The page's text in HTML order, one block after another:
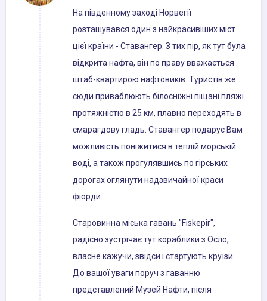
На південному заході Норвегії
розташувався один з найкрасивіших міст
цієї країни - Ставангер. З тих пір, як тут була
відкрита нафта, він по праву вважається
штаб-квартирою нафтовиків. Туристів же
сюди приваблюють білосніжні піщані пляжі
протяжністю в 25 км, плавно переходять в
смарагдову гладь. Ставангер подарує Вам
можливість поніжитися в теплій морській
воді, а також прогулявшись по гірських
дорогах оглянути надзвичайної краси
фіорди.
Старовинна міська гавань "Fiskepir",
радісно зустрічає тут кораблики з Осло,
власне кажучи, звідси і стартують круїзи.
До вашої уваги поруч з гаванню
представлений Музей Нафти, після